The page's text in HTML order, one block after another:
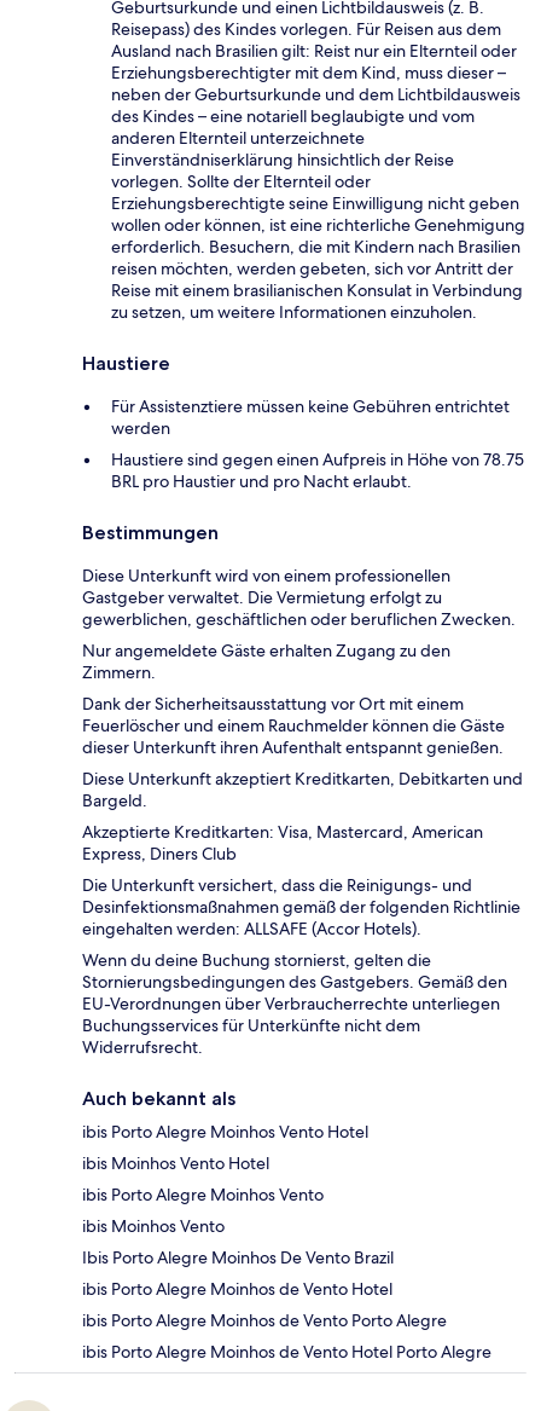
Geburtsurkunde und einen Lichtbildausweis (z. B.
Reisepass) des Kindes vorlegen. Für Reisen aus dem
Ausland nach Brasilien gilt: Reist nur ein Elternteil oder
Erziehungsberechtigter mit dem Kind, muss dieser –
neben der Geburtsurkunde und dem Lichtbildausweis
des Kindes – eine notariell beglaubigte und vom
anderen Elternteil unterzeichnete
Einverständniserklärung hinsichtlich der Reise
vorlegen. Sollte der Elternteil oder
Erziehungsberechtigte seine Einwilligung nicht geben
wollen oder können, ist eine richterliche Genehmigung
erforderlich. Besuchern, die mit Kindern nach Brasilien
reisen möchten, werden gebeten, sich vor Antritt der
Reise mit einem brasilianischen Konsulat in Verbindung
zu setzen, um weitere Informationen einzuholen.
Haustiere
Für Assistenztiere müssen keine Gebühren entrichtet
werden
Haustiere sind gegen einen Aufpreis in Höhe von 78.75
BRL pro Haustier und pro Nacht erlaubt.
Bestimmungen
Diese Unterkunft wird von einem professionellen
Gastgeber verwaltet. Die Vermietung erfolgt zu
gewerblichen, geschäftlichen oder beruflichen Zwecken.
Nur angemeldete Gäste erhalten Zugang zu den
Zimmern.
Dank der Sicherheitsausstattung vor Ort mit einem
Feuerlöscher und einem Rauchmelder können die Gäste
dieser Unterkunft ihren Aufenthalt entspannt genießen.
Diese Unterkunft akzeptiert Kreditkarten, Debitkarten und
Bargeld.
Akzeptierte Kreditkarten: Visa, Mastercard, American
Express, Diners Club
Die Unterkunft versichert, dass die Reinigungs- und
Desinfektionsmaßnahmen gemäß der folgenden Richtlinie
eingehalten werden: ALLSAFE (Accor Hotels).
Wenn du deine Buchung stornierst, gelten die
Stornierungsbedingungen des Gastgebers. Gemäß den
EU-Verordnungen über Verbraucherrechte unterliegen
Buchungsservices für Unterkünfte nicht dem
Widerrufsrecht.
Auch bekannt als
ibis Porto Alegre Moinhos Vento Hotel
ibis Moinhos Vento Hotel
ibis Porto Alegre Moinhos Vento
ibis Moinhos Vento
Ibis Porto Alegre Moinhos De Vento Brazil
ibis Porto Alegre Moinhos de Vento Hotel
ibis Porto Alegre Moinhos de Vento Porto Alegre
ibis Porto Alegre Moinhos de Vento Hotel Porto Alegre